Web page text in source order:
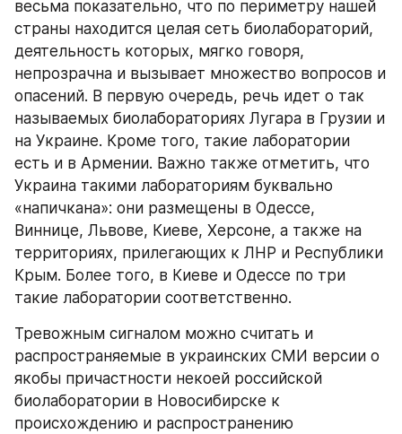
весьма показательно, что по периметру нашей
страны находится целая сеть биолабораторий,
деятельность которых, мягко говоря,
непрозрачна и вызывает множество вопросов и
опасений. В первую очередь, речь идет о так
называемых биолабораториях Лугара в Грузии и
на Украине. Кроме того, такие лаборатории
есть и в Армении. Важно также отметить, что
Украина такими лабораториям буквально
«напичкана»: они размещены в Одессе,
Виннице, Львове, Киеве, Херсоне, а также на
территориях, прилегающих к ЛНР и Республики
Крым. Более того, в Киеве и Одессе по три
такие лаборатории соответственно.
Тревожным сигналом можно считать и
распространяемые в украинских СМИ версии о
якобы причастности некоей российской
биолаборатории в Новосибирске к
происхождению и распространению